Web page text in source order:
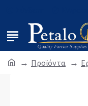
Προϊόντα